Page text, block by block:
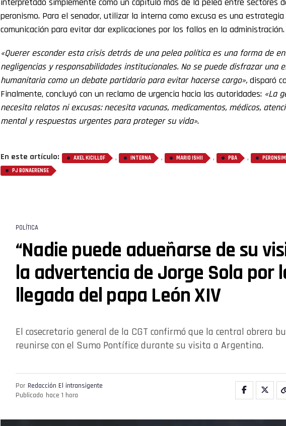
interpretado simplemente como un capítulo más de la pelea entre sectores
peronismo. Para el senador, utilizar la interna como excusa es una estrategia
comunicación para evitar dar explicaciones por los fallos en la administración.
«Querer esconder esta crisis detrás de una pelea política es una forma de
negligencias y responsabilidades institucionales. No se puede disfrazar una
humanitaria como un debate partidario para evitar hacerse cargo», disparó
Finalmente, concluyó con un reclamo de urgencia hacia las autoridades: «La
necesita relatos ni excusas: necesita vacunas, medicamentos, médicos,
mental y respuestas urgentes para proteger su vida».
En este artículo: AXEL KICILLOF , INTERNA , MARIO ISHII , PBA ,
PJ BONAERENSE
POLÍTICA
“Nadie puede adueñarse de su
la advertencia de Jorge Sola por
llegada del papa León XIV
El cosecretario general de la CGT confirmó que la central obrera
reunirse con el Sumo Pontífice durante su visita a Argentina.
Por Redacción El intransigente
Publicado hace 1 hora